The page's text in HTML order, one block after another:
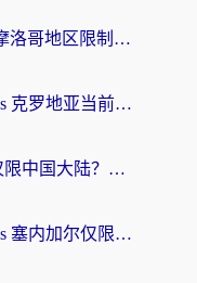
在国外看世界杯法国VS摩洛哥地区限制？这篇指南让你流畅看中文解说无压力
在国外看世界杯英格兰 vs 克罗地亚当前地区不可播放？这篇指南帮你搞定所有海外观赛难题
在海外看央视频世界杯仅限中国大陆？这篇指南帮你解锁中文解说+无卡顿直播
在海外看世界杯比利时 vs 塞内加尔仅限中国大陆？我找到了最流畅的中文解说之路